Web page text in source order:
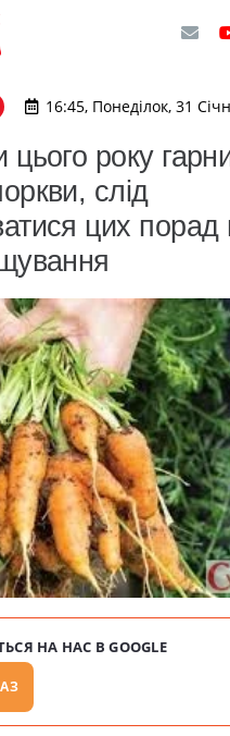
16:45, Понеділок, 31
року
слід
цих порад
НА НАС В GOOGLE